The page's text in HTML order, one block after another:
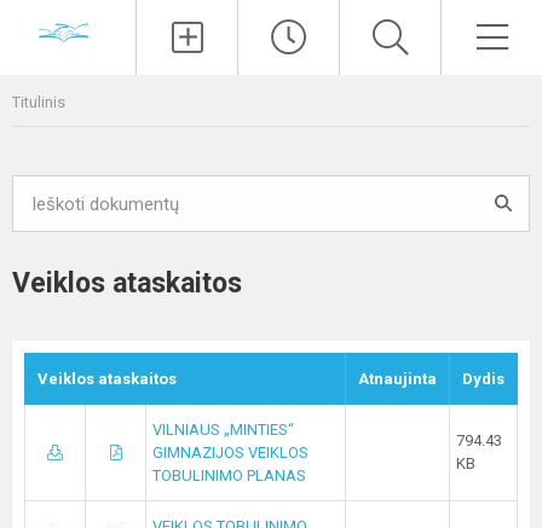
Titulinis
Veiklos ataskaitos
Veiklos ataskaitos Atnaujinta Dydis
VILNIAUS „MINTIES“
GIMNAZIJOS VEIKLOS
TOBULINIMO PLANAS
794.43
KB